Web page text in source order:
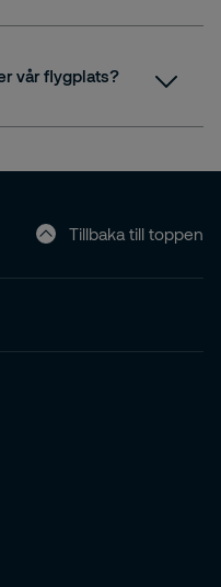
vår flygplats?
Tillbaka till toppen